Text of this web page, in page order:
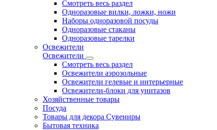
Смотреть весь раздел
Одноразовые вилки, ложки, ножи
Наборы одноразовой посуды
Одноразовые стаканы
Одноразовые тарелки
Освежители
Освежители
Смотреть весь раздел
Освежители аэрозольные
Освежители гелевые и интерьерные
Освежители-блоки для унитазов
Хозяйственные товары
Посуда
Товары для декора Сувениры
Бытовая техника